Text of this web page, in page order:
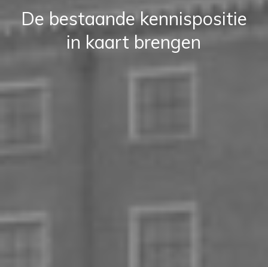
De bestaande kennispositie
in kaart brengen